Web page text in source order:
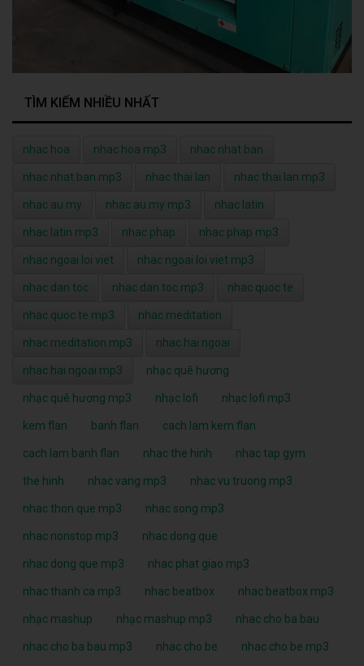
TÌM KIẾM NHIỀU NHẤT
nhac hoa nhac hoa mp3 nhac nhat ban
nhac nhat ban mp3 nhac thai lan nhac thai lan mp3
nhac au my nhac au my mp3 nhac latin
nhac latin mp3 nhac phap nhac phap mp3
nhac ngoai loi viet nhac ngoai loi viet mp3
nhac dan toc nhac dan toc mp3 nhac quoc te
nhac quoc te mp3 nhac meditation
nhac meditation mp3 nhac hai ngoai
nhac hai ngoai mp3 nhạc quê hương
nhạc quê hương mp3 nhạc lofi nhạc lofi mp3
kem flan banh flan cach lam kem flan
cach lam banh flan nhac the hinh nhac tap gym
the hinh nhac vang mp3 nhac vu truong mp3
nhac thon que mp3 nhac song mp3
nhac nonstop mp3 nhac dong que
nhac dong que mp3 nhac phat giao mp3
nhac thanh ca mp3 nhac beatbox nhac beatbox mp3
nhạc mashup nhạc mashup mp3 nhac cho ba bau
nhac cho ba bau mp3 nhac cho be nhac cho be mp3